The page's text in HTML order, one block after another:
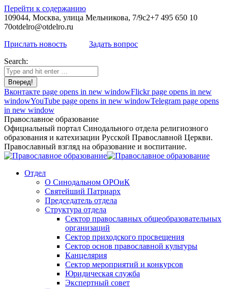
Перейти к содержанию
109044, Москва, улица Мельникова, 7/9с2+7 495 650 10
70otdelro@otdelro.ru
Прислать новость
Задать вопрос
Search:
Вконтакте page opens in new windowFlickr page opens in new
windowYouTube page opens in new windowTelegram page opens
in new window
Православное образование
Официальный портал Синодального отдела религиозного
образования и катехизации Русской Православной Церкви.
Православный взгляд на образование и воспитание.
Отдел
О Синодальном ОРОиК
Святейший Патриарх
Председатель отдела
Структура отдела
Сектор православных общеобразовательных
организаций
Сектор приходского просвещения
Сектор основ православной культуры
Канцелярия
Сектор мероприятий и конкурсов
Юридическая служба
Экспертный совет